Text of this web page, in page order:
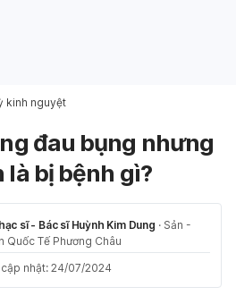
kinh nguyệt
đau bụng nhưng
bị bệnh gì?
sĩ - Bác sĩ Huỳnh Kim Dung · Sản -
Quốc Tế Phương Châu
nhật: 24/07/2024